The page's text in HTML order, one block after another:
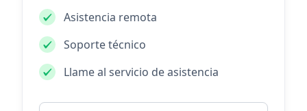
Asistencia remota
Soporte técnico
Llame al servicio de asistencia